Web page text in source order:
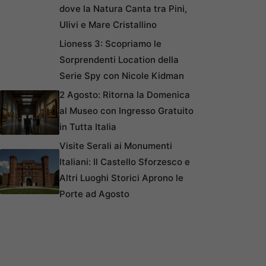
dove la Natura Canta tra Pini,
Ulivi e Mare Cristallino
Lioness 3: Scopriamo le
Sorprendenti Location della
Serie Spy con Nicole Kidman
2 Agosto: Ritorna la Domenica
al Museo con Ingresso Gratuito
in Tutta Italia
Visite Serali ai Monumenti
Italiani: Il Castello Sforzesco e
Altri Luoghi Storici Aprono le
Porte ad Agosto